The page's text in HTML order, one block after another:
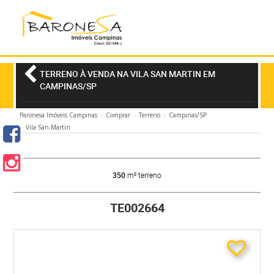
TERRENO À VENDA NA VILA SAN MARTIN EM
CAMPINAS/SP
Baronesa Imóveis Campinas Comprar Terreno
Campinas/SP
Vila San Martin
350m² terreno
TE002664